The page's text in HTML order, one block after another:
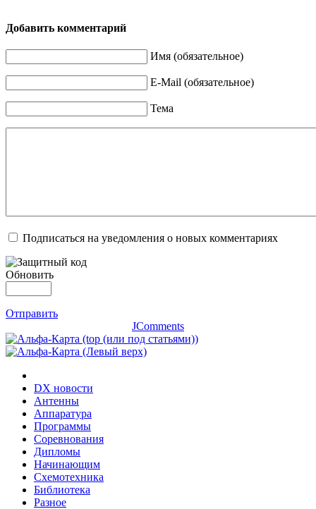
Добавить комментарий
Имя (обязательное)
E-Mail (обязательное)
Тема
Подписаться на уведомления о новых комментариях
Обновить
Отправить
JComments
DX новости
Антенны
Аппаратура
Программы
Соревнования
Дипломы
Начинающим
Схемотехника
Библиотека
Разное